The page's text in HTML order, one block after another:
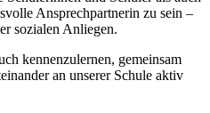
Ansprechpartnerin zu sein –
sozialen Anliegen.
kennenzulernen, gemeinsam
an unserer Schule aktiv